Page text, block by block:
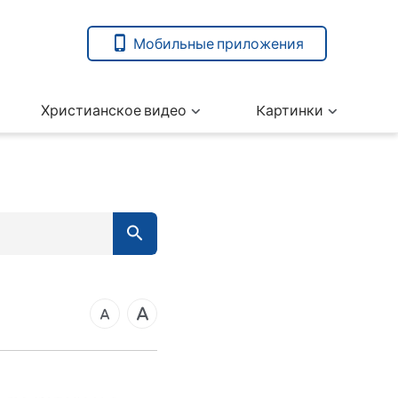
Мобильные приложения
Христианское видео Kартинки